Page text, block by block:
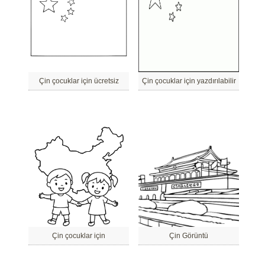
Çin çocuklar için ücretsiz Çin çocuklar için yazdırılabilir
Çin çocuklar için Çin Görüntü